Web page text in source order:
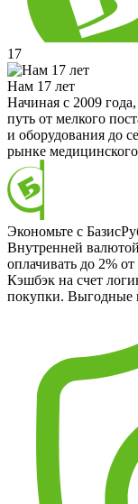
17
Нам 17 лет
Начиная с 2009
путь от мелкого
и оборудования до
рынке
Экономьте с
Внутренней
оплачивать до 2%
Кэшбэк на счет
покупки. Выгодные